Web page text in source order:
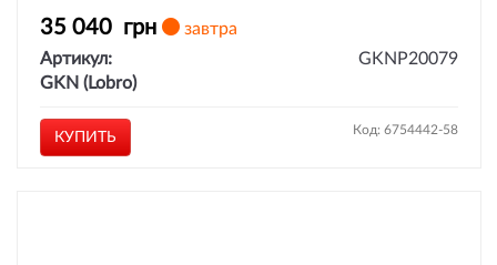
35 040 грн
завтра
Артикул:
GKNP20079
GKN (Lobro)
КУПИТЬ Код: 6754442-58